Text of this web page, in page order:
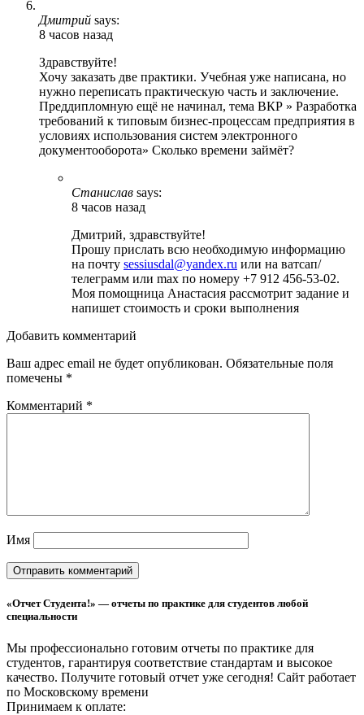
Дмитрий says:
8 часов назад
Здравствуйте!
Хочу заказать две практики. Учебная уже написана, но
нужно переписать практическую часть и заключение.
Преддипломную ещё не начинал, тема ВКР » Разработка
требований к типовым бизнес-процессам предприятия в
условиях использования систем электронного
документооборота» Сколько времени займёт?
Станислав says:
8 часов назад
Дмитрий, здравствуйте!
Прошу прислать всю необходимую информацию
на почту sessiusdal@yandex.ru или на ватсап/
телеграмм или max по номеру +7 912 456-53-02.
Моя помощница Анастасия рассмотрит задание и
напишет стоимость и сроки выполнения
Добавить комментарий
Ваш адрес email не будет опубликован. Обязательные поля
помечены *
Комментарий *
Имя
«Отчет Студента!» — отчеты по практике для студентов любой
специальности
Мы профессионально готовим отчеты по практике для
студентов, гарантируя соответствие стандартам и высокое
качество. Получите готовый отчет уже сегодня! Сайт работает
по Московскому времени
Принимаем к оплате: